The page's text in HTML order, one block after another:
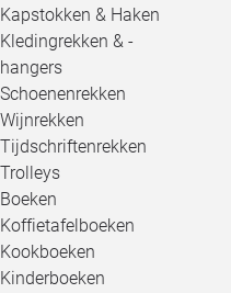
Kapstokken & Haken
Kledingrekken & -
hangers
Schoenenrekken
Wijnrekken
Tijdschriftenrekken
Trolleys
Boeken
Koffietafelboeken
Kookboeken
Kinderboeken